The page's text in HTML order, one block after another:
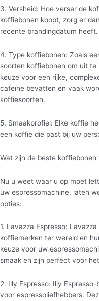
3. Versheid: Hoe verser de
koffiebonen koopt, zorg er
recente brandingdatum heeft.
4. Type koffiebonen: Zoals
soorten koffiebonen om uit
keuze voor een rijke,
cafeïne bevatten en vaak
koffiesoorten.
5. Smaakprofiel: Elke koffie
een koffie die past bij uw
Wat zijn de beste
Nu u weet waar u op moet
uw espressomachine, laten
opties:
1. Lavazza Espresso:
koffiemerken ter wereld en
keuze voor uw
smaak en zijn perfect voor
2. Illy Espresso: Illy
voor espressoliefhebbers.